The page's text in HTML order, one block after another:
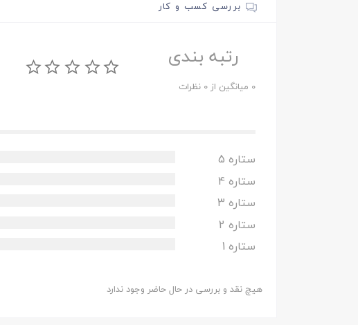
بررسی کسب و کار
رتبه بندی
0 میانگین از 0 نظرات
ستاره 5
ستاره 4
ستاره 3
ستاره 2
ستاره 1
هیچ نقد و بررسی در حال حاضر وجود ندارد